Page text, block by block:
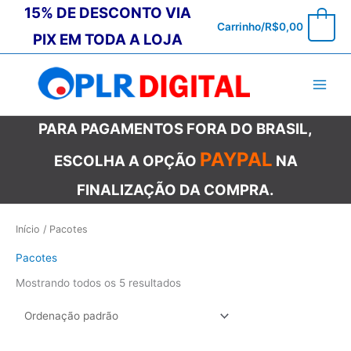
conteúdo
15% DE DESCONTO VIA
PIX EM TODA A LOJA
Carrinho/R$0,00
PARA PAGAMENTOS FORA DO BRASIL,
ESCOLHA A OPÇÃO PAYPAL NA
FINALIZAÇÃO DA COMPRA.
Início / Pacotes
Pacotes
Mostrando todos os 5 resultados